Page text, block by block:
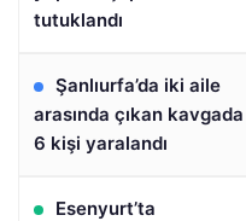
tutuklandı
Şanlıurfa’da iki aile
arasında çıkan kavgada
6 kişi yaralandı
Esenyurt’ta